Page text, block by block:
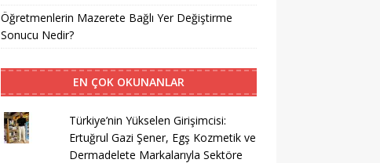
Öğretmenlerin Mazerete Bağlı Yer Değiştirme
Sonucu Nedir?
EN ÇOK OKUNANLAR
Türkiye’nin Yükselen Girişimcisi:
Ertuğrul Gazi Şener, Egş Kozmetik ve
Dermadelete Markalarıyla Sektöre